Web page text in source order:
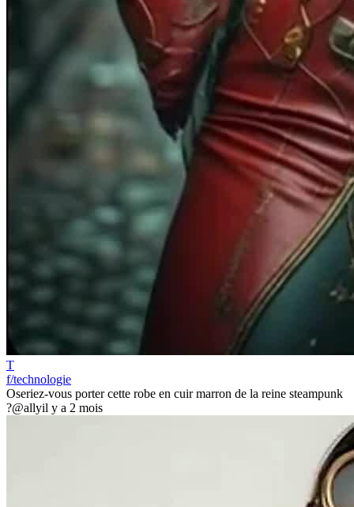
T
f/technologie
Oseriez-vous porter cette robe en cuir marron de la reine steampunk
?@allyil y a 2 mois